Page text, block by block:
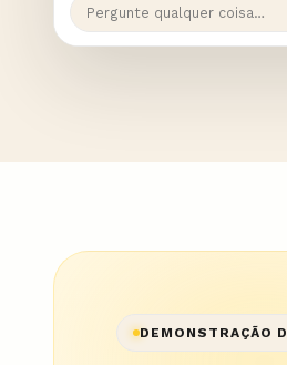
Pergunte qualquer coisa…
DEMONSTRAÇÃO